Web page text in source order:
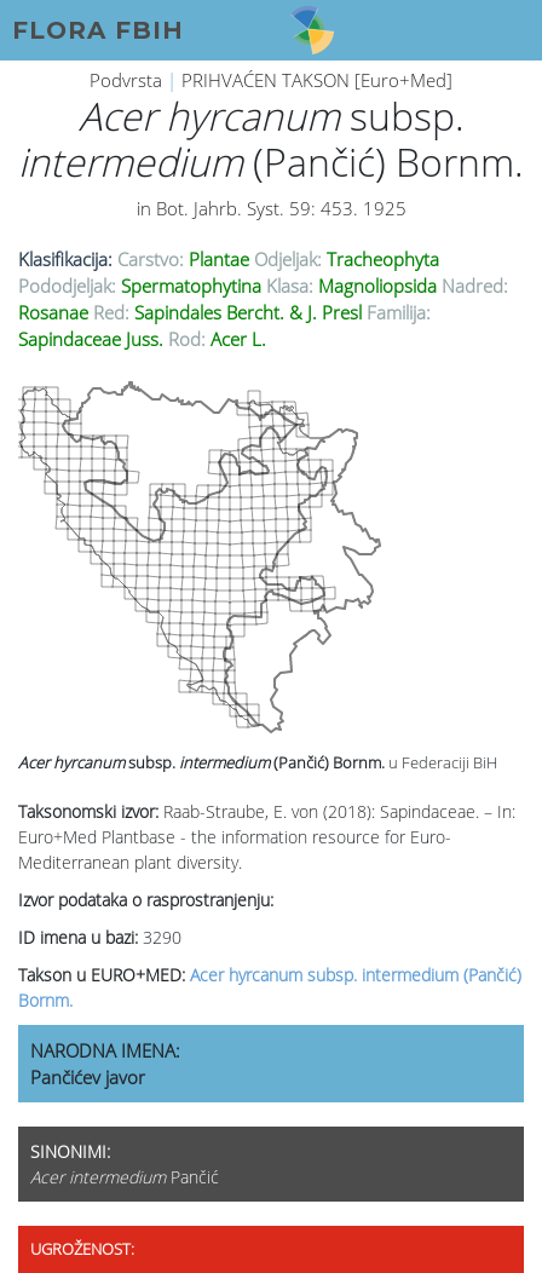
FLORA FBIH
Podvrsta | PRIHVAĆEN TAKSON [Euro+Med]
Acer hyrcanumsubsp.
intermedium(Pančić) Bornm.
in Bot. Jahrb. Syst. 59: 453. 1925
Klasifikacija: Carstvo: Plantae Odjeljak: Tracheophyta
Pododjeljak: Spermatophytina Klasa: Magnoliopsida Nadred:
Rosanae Red: Sapindales Bercht. & J. Presl Familija:
Sapindaceae Juss. Rod: Acer L.
Taksonomski izvor: Raab-Straube, E. von (2018): Sapindaceae. – In:
Euro+Med Plantbase - the information resource for Euro-
Mediterranean plant diversity.
Izvor podataka o rasprostranjenju:
ID imena u bazi: 3290
Takson u EURO+MED: Acer hyrcanum subsp. intermedium (Pančić)
Bornm.
Acer hyrcanumsubsp. intermedium(Pančić) Bornm. u Federaciji BiH
NARODNA IMENA:
Pančićev javor
SINONIMI:
Acer intermedium Pančić
UGROŽENOST: